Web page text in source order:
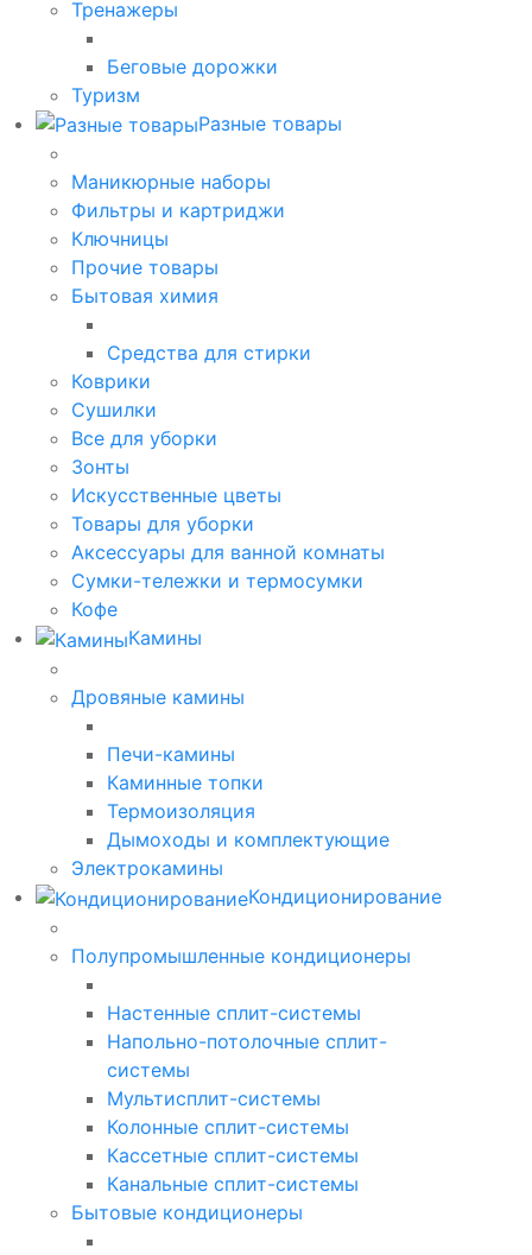
Тренажеры
Беговые дорожки
Туризм
Разные товары
Маникюрные наборы
Фильтры и картриджи
Ключницы
Прочие товары
Бытовая химия
Средства для стирки
Коврики
Сушилки
Все для уборки
Зонты
Искусственные цветы
Товары для уборки
Аксессуары для ванной комнаты
Сумки-тележки и термосумки
Кофе
Камины
Дровяные камины
Печи-камины
Каминные топки
Термоизоляция
Дымоходы и комплектующие
Электрокамины
Кондиционирование
Полупромышленные кондиционеры
Настенные сплит-системы
Напольно-потолочные сплит-
системы
Мультисплит-системы
Колонные сплит-системы
Кассетные сплит-системы
Канальные сплит-системы
Бытовые кондиционеры